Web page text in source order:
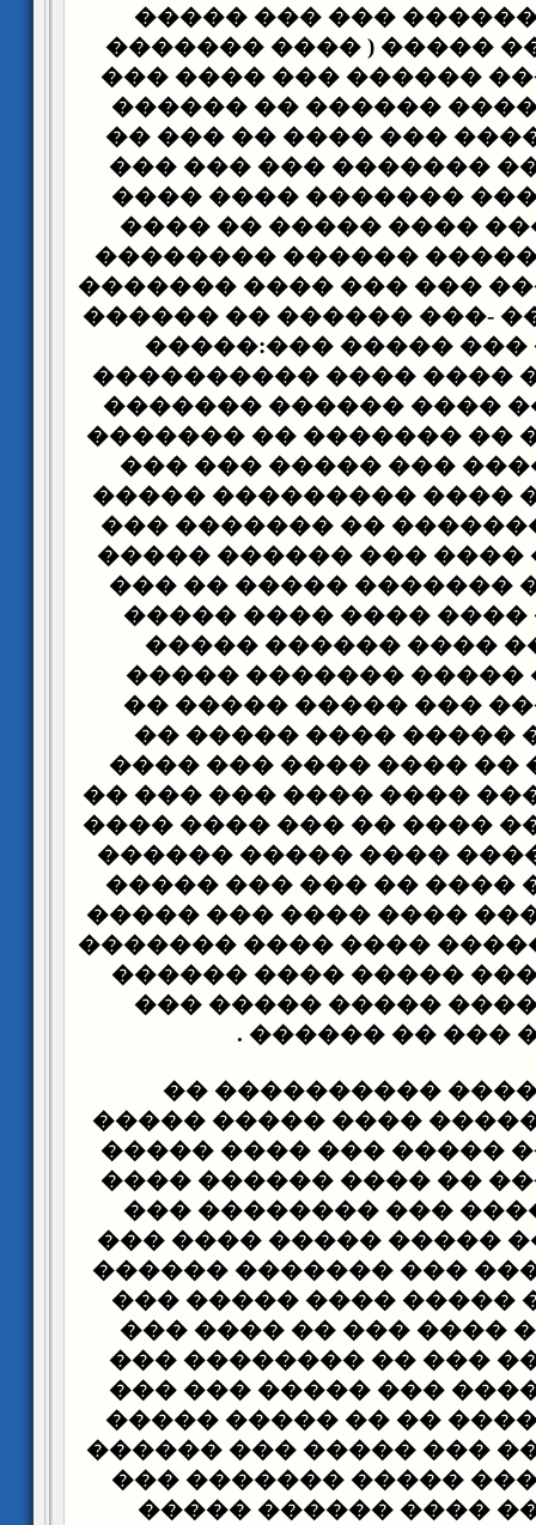
���� ���� ������
����� ���� �� ����� (
��� ��������� ������
��� ���� ������
������ ��� ���� ���
���� ��� ����
���� ����� ���
���� ���� ��� ����
������� ��������
�������� ����� ���
����� ��� ���� -���
�� ������ ��� �����
������ ����� ����
�������� ��� ����
��� ����� ��� ��
���� ��� ����� ���
���� ������� ����
���� ���� ��������
����� ��� �� ���� ���
��� ����� �� �������
������ ��� ���� ����
���� -����� ����
������ ��� �����
�������� ��� ���
������ ��� �����
����� ����� �� ����
����� ����� ��� ����
���� �� ������ ���� ��
��� ���� �� ���� ����
���� ��� ��� ���� ��
��� ������� ��� ����
���� ����� ������
����� ���� ��� �����
���� �� ������
����� ��� ��
����� ������
��������� ������
����� ������ �����
��������� ��� ��
�� ����� ����� ���
���� ��� ���� �����
�������� ����� ���
���� ������ �����
��� ������� ���� ���
����� ���� �� ��� ��
����� ���� ���� ���
��� ���� �� ���� �� ��
���� ��� ����� ���
���� ����� ��� �����
������ ���� ����